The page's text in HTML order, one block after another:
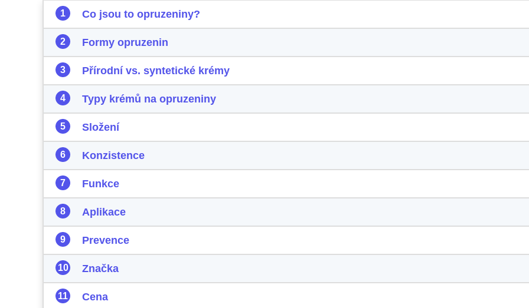
Co jsou to opruzeniny?
Formy opruzenin
Přírodní vs. syntetické krémy
Typy krémů na opruzeniny
Složení
Konzistence
Funkce
Aplikace
Prevence
Značka
Cena